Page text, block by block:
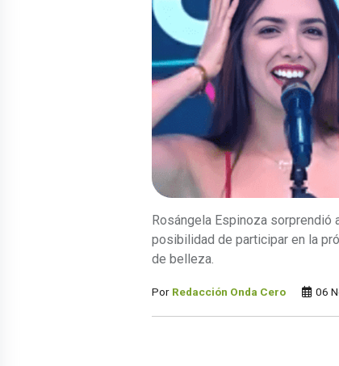
Rosángela Espinoza sorprendió
posibilidad de participar en la
de belleza.
Por Redacción Onda Cero 06